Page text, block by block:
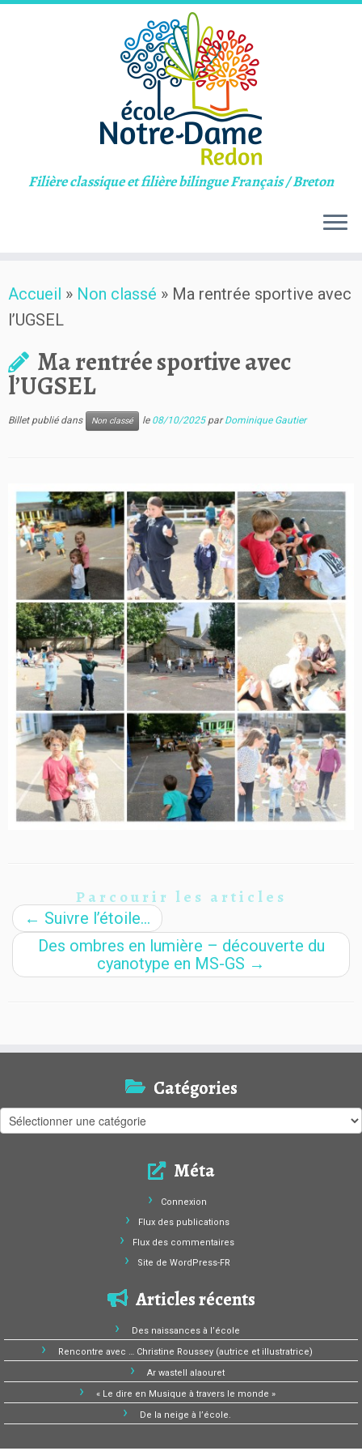
to
content
Filière classique et filière bilingue Français / Breton
Accueil » Non classé » Ma rentrée sportive avec
l’UGSEL
Ma rentrée sportive avec
l’UGSEL
Billet publié dans Non classé le 08/10/2025 parDominique Gautier
Parcourir les articles
← Suivre l’étoile…
Des ombres en lumière – découverte du
cyanotype en MS-GS →
Catégories
Catégories
Méta
Connexion
Flux des publications
Flux des commentaires
Site de WordPress-FR
Articles récents
Des naissances à l’école
Rencontre avec … Christine Roussey (autrice et illustratrice)
Ar wastell alaouret
« Le dire en Musique à travers le monde »
De la neige à l’école.